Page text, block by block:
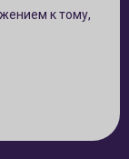
к тому,